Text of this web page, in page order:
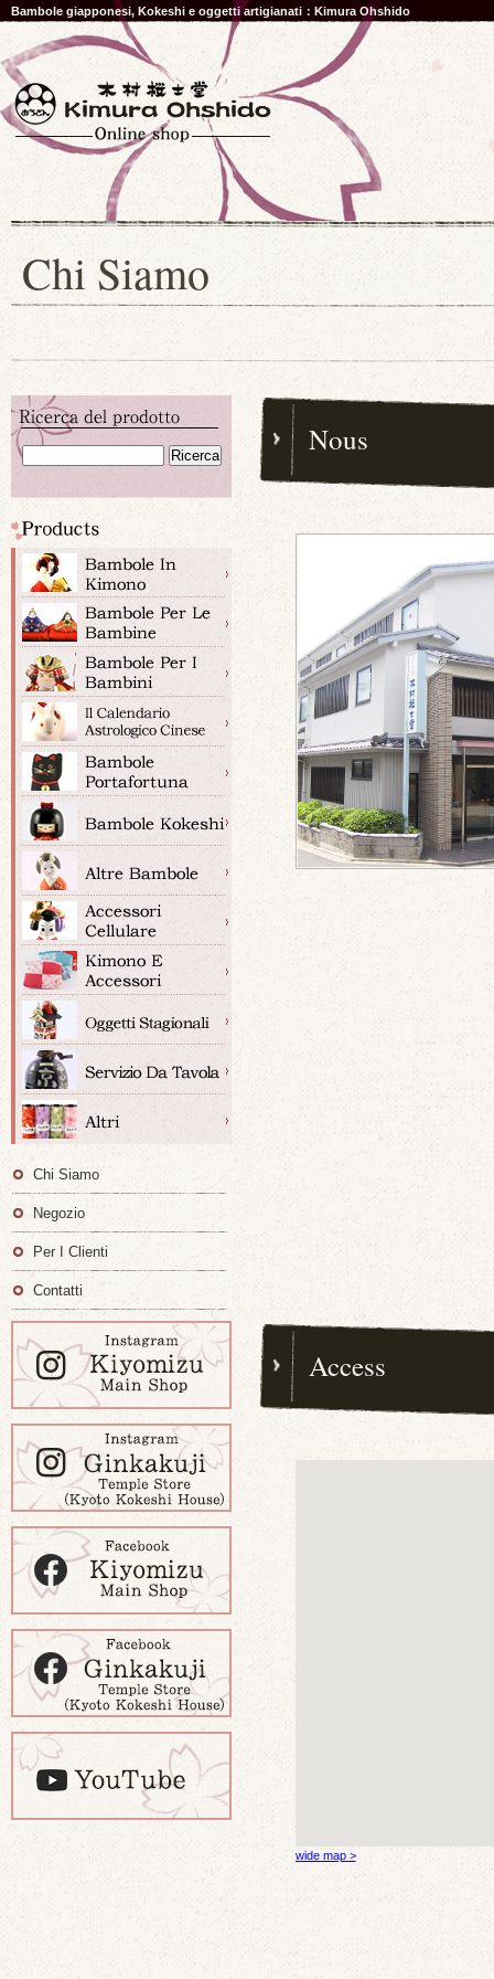
Bambole giapponesi, Kokeshi e oggetti artigianati：Kimura Ohshido
Chi Siamo
Nous
Access
wide map >
Chi Siamo
Negozio
Per I Clienti
Contatti